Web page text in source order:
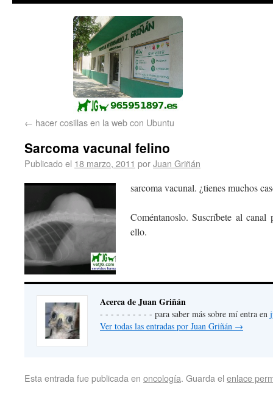
← hacer cosillas en la web con Ubuntu
Sarcoma vacunal felino
Publicado el 18 marzo, 2011 porJuan Griñán
sarcoma vacunal. ¿tienes muchos
Coméntanoslo. Suscríbete al
ello.
Acerca de Juan Griñán
- - - - - - - - - - para saber más sobre mí entra en
Ver todas las entradas por Juan Griñán →
Esta entrada fue publicada en oncología. Guarda el enlace